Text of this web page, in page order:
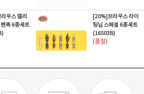
우스 캘리
촉 6종세트
[20%]브라우스 라이
팅닙 스페셜 6종세트
(16503B)
(품절)